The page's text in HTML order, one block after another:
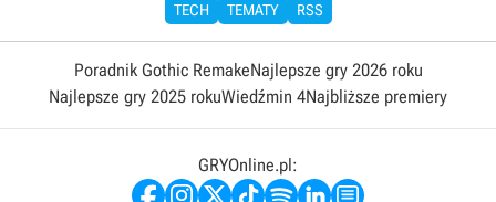
TECH
TEMATY RSS
Poradnik Gothic RemakeNajlepsze gry 2026 roku
Najlepsze gry 2025 rokuWiedźmin 4Najbliższe premiery
GRYOnline.pl: